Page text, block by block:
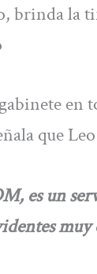
brinda la
que
es un
muy